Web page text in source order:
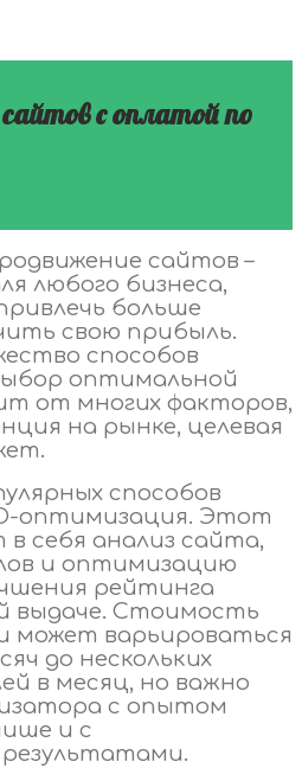
с оплатой по
сайтов –
любого бизнеса,
больше
свою прибыль.
способов
оптимальной
от многих факторов,
на рынке, целевая
способов
оптимизация. Этот
себя анализ сайта,
и оптимизацию
рейтинга
выдаче. Стоимость
может варьироваться
до нескольких
в месяц, но важно
с опытом
и с